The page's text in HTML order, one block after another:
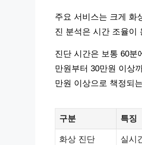
주요 서비스는 크게 화
진 분석은 시간 조율이
진단 시간은 보통 60분
만원부터 30만원 이상
만원 이상으로 책정되
구분 특징
화상 진단 실시